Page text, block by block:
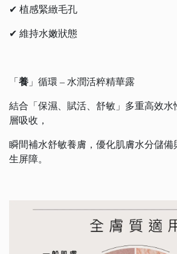
✔ 植感緊緻毛孔
✔ 維持水嫩狀態
「 養 」循環 – 水潤活粹精華露
結合「保濕、賦活、舒敏」多重高效⽔
層吸收，
瞬間補水舒敏養膚，優化肌膚水分儲備
⽣屏障。